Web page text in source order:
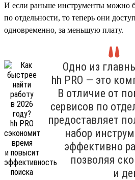
И если раньше инструменты можно
по отдельности, то теперь они
одновременно, за меньшую плату.
Одно из
hh PRO — это
В отличие от
сервисов по
предоставляет
набор
эффективно
позволяя
и